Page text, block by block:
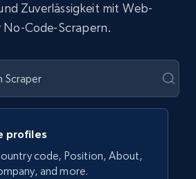
Zuverlässigkeit mit Web-
No-Code-Scrapern.
profiles
code, Position, About,
and more.